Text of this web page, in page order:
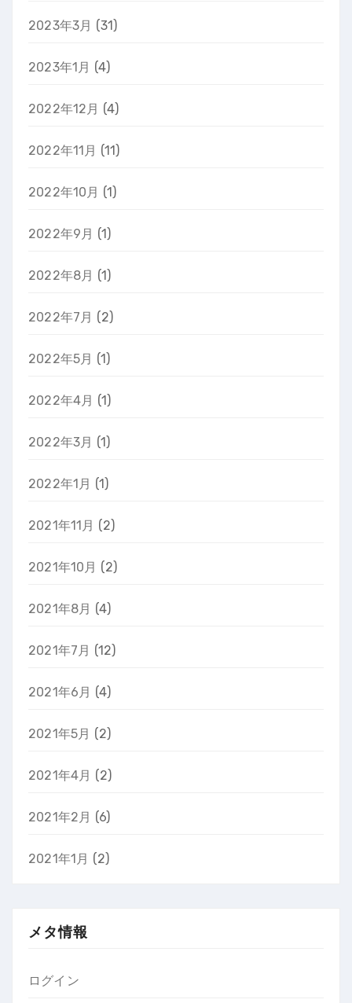
2023年3月 (31)
2023年1月 (4)
2022年12月 (4)
2022年11月 (11)
2022年10月 (1)
2022年9月 (1)
2022年8月 (1)
2022年7月 (2)
2022年5月 (1)
2022年4月 (1)
2022年3月 (1)
2022年1月 (1)
2021年11月 (2)
2021年10月 (2)
2021年8月 (4)
2021年7月 (12)
2021年6月 (4)
2021年5月 (2)
2021年4月 (2)
2021年2月 (6)
2021年1月 (2)
メタ情報
ログイン